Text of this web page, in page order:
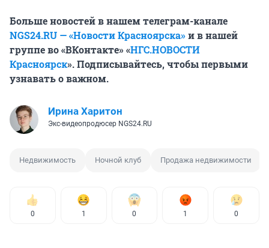
Больше новостей в нашем телеграм-канале
NGS24.RU — «Новости Красноярска»и в нашей
группе во «ВКонтакте» «НГС.НОВОСТИ
Красноярск». Подписывайтесь, чтобы первыми
узнавать о важном.
Ирина Харитон
Экс-видеопродюсер NGS24.RU
Недвижимость Ночной клуб Продажа недвижимости
0 1 0 1 0